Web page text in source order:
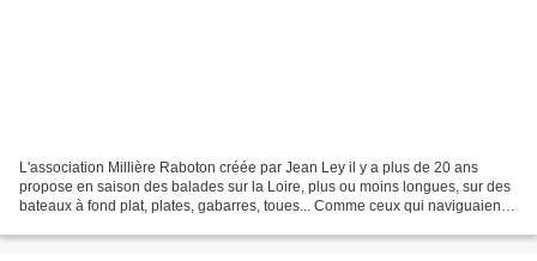
L'association Millière Raboton créée par Jean Ley il y a plus de 20 ans
propose en saison des balades sur la Loire, plus ou moins longues, sur des
bateaux à fond plat, plates, gabarres, toues... Comme ceux qui naviguaient